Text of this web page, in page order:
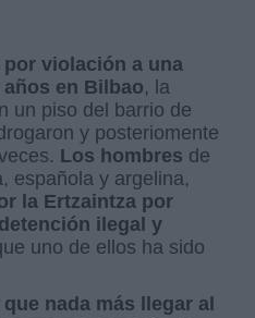
violación a una
en Bilbao, la
un piso del barrio de
y posteriomente
Los hombres de
española y argelina,
la Ertzaintza por
ilegal y
uno de ellos ha sido
nada más llegar al